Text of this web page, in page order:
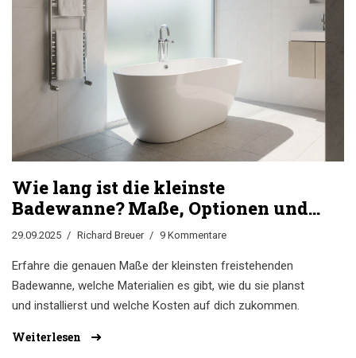
Wie lang ist die kleinste
Badewanne? Maße, Optionen und
Tipps
29.09.2025 Richard Breuer 9 Kommentare
Erfahre die genauen Maße der kleinsten freistehenden
Badewanne, welche Materialien es gibt, wie du sie planst
und installierst und welche Kosten auf dich zukommen.
Weiterlesen